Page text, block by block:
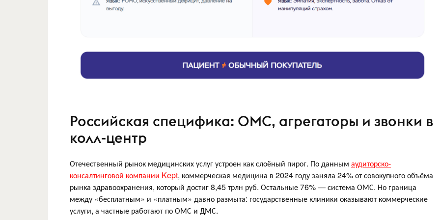
Российская специфика: ОМС, агрегаторы и звонки в
колл-центр
Отечественный рынок медицинских услуг устроен как слоёный пирог. По данным аудиторско-
консалтинговой компании Kept, коммерческая медицина в 2024 году заняла 24% от совокупного объёма
рынка здравоохранения, который достиг 8,45 трлн руб. Остальные 76% — система ОМС. Но граница
между «бесплатным» и «платным» давно размыта: государственные клиники оказывают коммерческие
услуги, а частные работают по ОМС и ДМС.